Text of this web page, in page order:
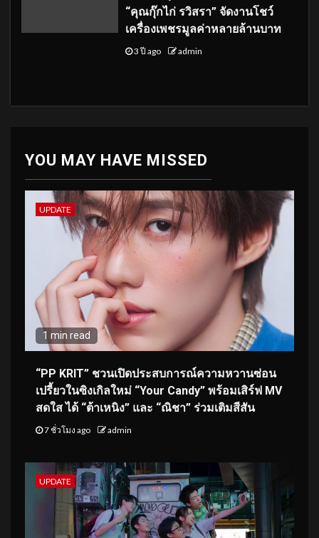
“คุณกุ๊กไก่ รวิสรา” จัดงานโชว์
เครื่องเพชรมูลค่าหลายล้านบาท
3 ปี ago admin
YOU MAY HAVE MISSED
UPDATE
1 min read
“PP KRIT” ชวนเปิดประสบการณ์ความหวานซ่อน
เปรี้ยวในซิงเกิลใหม่ “Your Candy” พร้อมเสิร์ฟ MV
สดใส ได้ “ต้าเหนิง” และ “ณิชา” ร่วมเติมสีสัน
7 ชั่วโมง ago admin
UPDATE